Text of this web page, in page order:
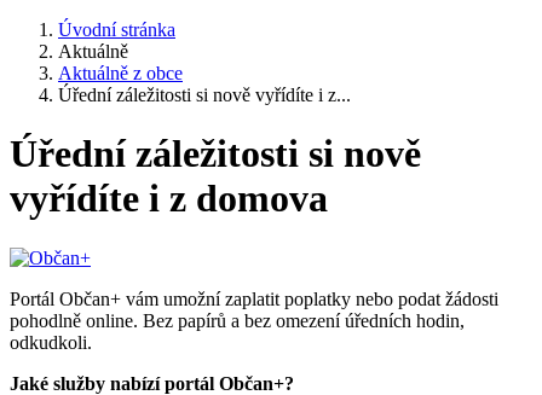
Úvodní stránka
Aktuálně
Aktuálně z obce
Úřední záležitosti si nově vyřídíte i z...
Úřední záležitosti si nově
vyřídíte i z domova
Portál Občan+ vám umožní zaplatit poplatky nebo podat žádosti
pohodlně online. Bez papírů a bez omezení úředních hodin,
odkudkoli.
Jaké služby nabízí portál Občan+?